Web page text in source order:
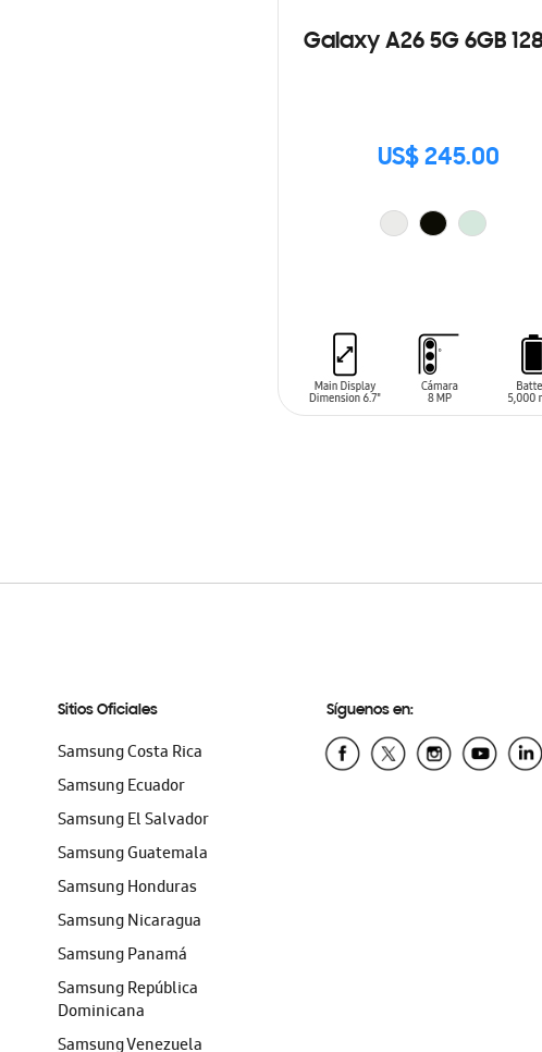
Galaxy A26 5G 6GB
US$ 245.00
Sitios Oficiales
Samsung Costa Rica
Samsung Ecuador
Samsung El Salvador
Samsung Guatemala
Samsung Honduras
Samsung Nicaragua
Samsung Panamá
Samsung República
Dominicana
Samsung Venezuela
Síguenos en: